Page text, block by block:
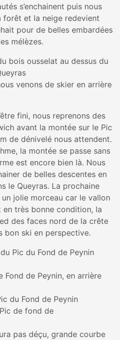
s’enchainent puis nous
forêt et la neige redevient
pour de belles embardées
mélèzes.
venons de skier en arrière
fini, nous reprenons des
avant la montée sur le Pic
de dénivelé nous attendent.
la montée se passe sans
est encore bien là. Nous
de belles descentes en
le Queyras. La prochaine
jolie morceau car le vallon
en très bonne condition, la
des faces nord de la crête
bon ski en perspective.
Fond de Peynin, en arrière
de fond de
pas déçu, grande courbe